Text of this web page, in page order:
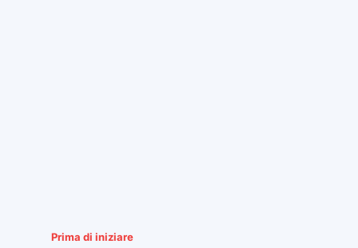
Prima di iniziare